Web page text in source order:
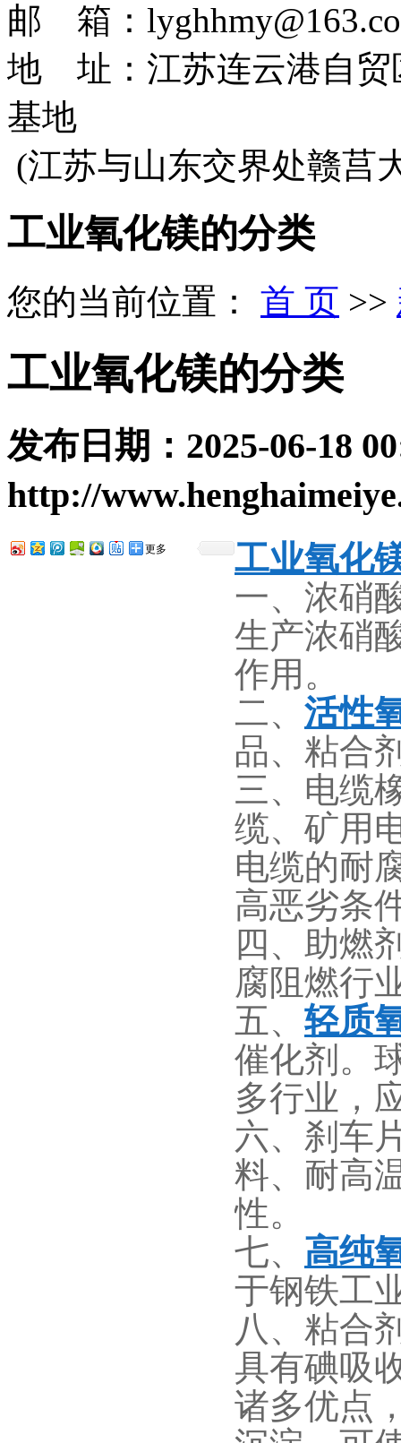
邮 箱：
地 址：江苏连云港自贸
基地
(江苏与山东交界处赣莒
工业氧化镁的分类
您的当前位置： 首 页 >>
工业氧化镁的分类
发布日期： 2025-06-18
http://
更多
工业氧化
一、浓硝
生产浓硝
作用。
二、 活性
品、粘合
三、电缆
缆、矿用
电缆的耐
高恶劣条
四、助燃
腐阻燃行
五、 轻质
催化剂。
多行业，
六、刹车
料、耐高
性。
七、 高纯
于钢铁工
八、粘合
具有碘吸
诸多优点